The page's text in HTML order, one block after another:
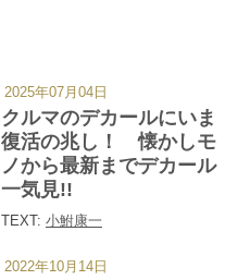
クルマのデカールにいま
復活の兆し！ 懐かしモ
ノから最新までデカール
一気見!!
TEXT: 小鮒康一
2025年07月04日
2022年10月14日